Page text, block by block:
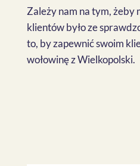
Zależy nam na tym, żeby
klientów było ze
to, by zapewnić swoim
wołowinę z Wielkopolski.